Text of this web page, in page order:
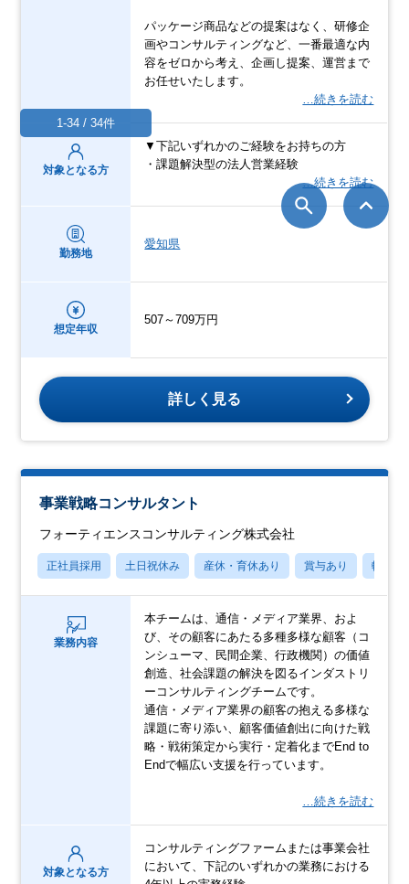
パッケージ商品などの提案はなく、研修企
画やコンサルティングなど、一番最適な内
容をゼロから考え、企画し提案、運営まで
お任せいたします。
…続きを読む
対象となる方
▼下記いずれかのご経験をお持ちの方
・課題解決型の法人営業経験
…続きを読む
勤務地
愛知県
想定年収
507～709万円
詳しく見る
事業戦略コンサルタント
フォーティエンスコンサルティング株式会社
正社員採用 土日祝休み 産休・育休あり 賞与あり 転勤な
業務内容
本チームは、通信・メディア業界、およ
び、その顧客にあたる多種多様な顧客（コ
ンシューマ、民間企業、行政機関）の価値
創造、社会課題の解決を図るインダストリ
ーコンサルティングチームです。
通信・メディア業界の顧客の抱える多様な
課題に寄り添い、顧客価値創出に向けた戦
略・戦術策定から実行・定着化までEnd to
Endで幅広い支援を行っています。
…続きを読む
対象となる方
コンサルティングファームまたは事業会社
において、下記のいずれかの業務における
1-34 / 34件